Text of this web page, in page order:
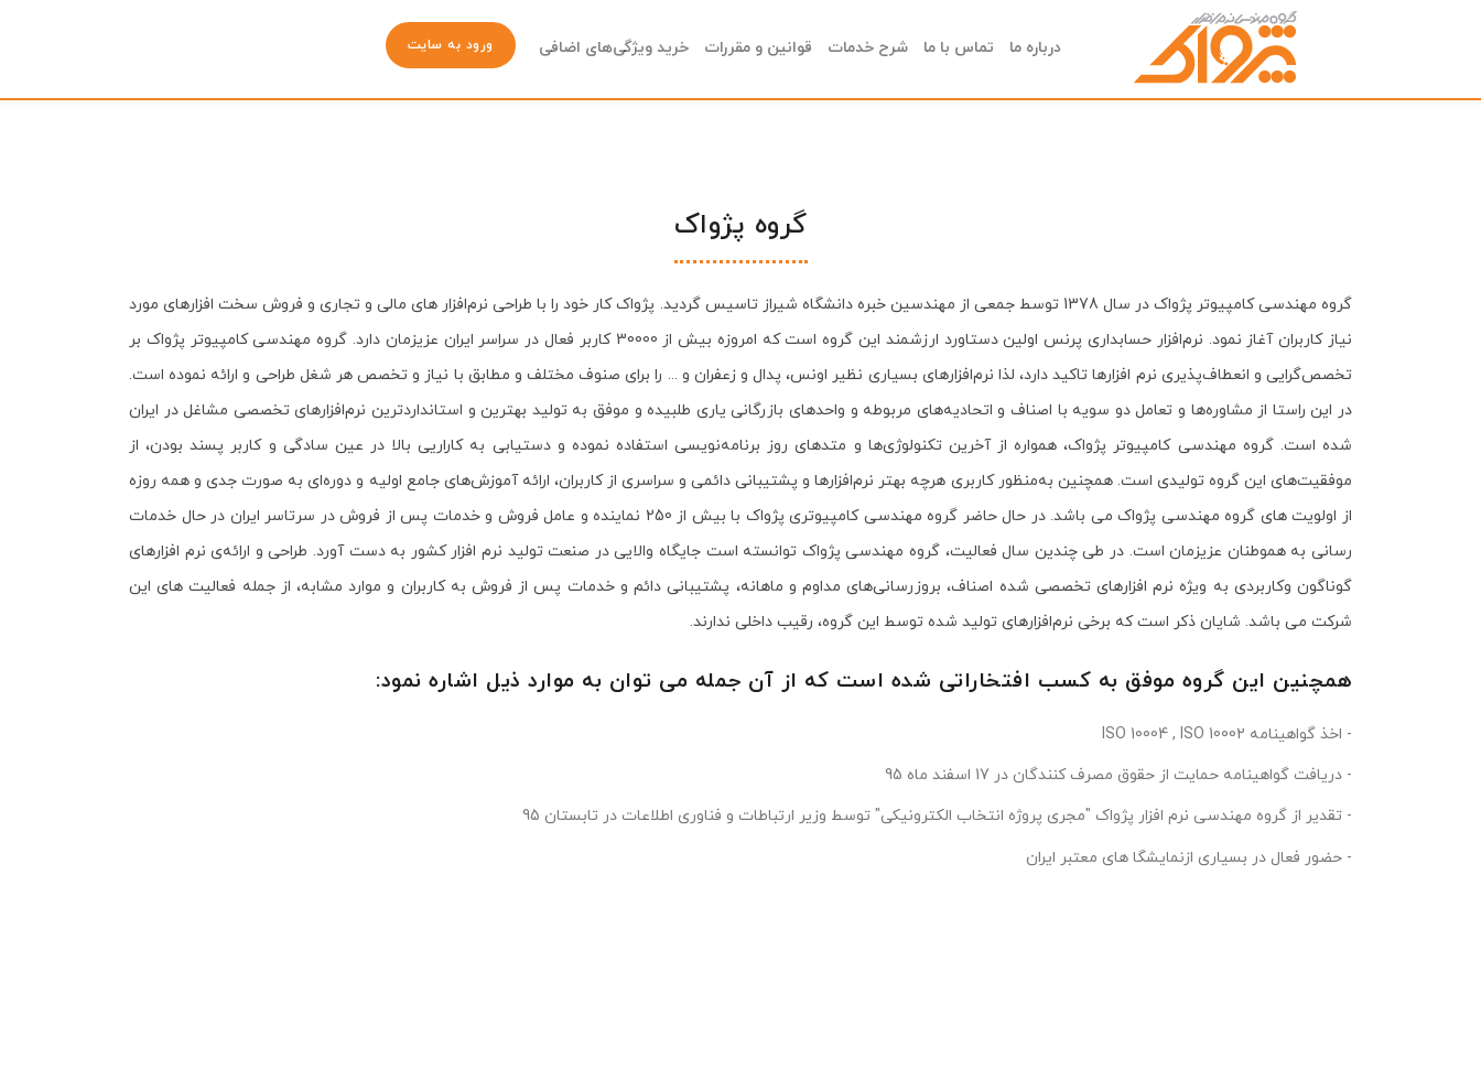
درباره ما تماس با ما شرح خدمات قوانین و مقررات خرید ویژگی‌های اضافی ورود به سایت
گروه پژواک
گروه مهندسی کامپیوتر پژواک در سال 1378 توسط جمعی از مهندسین خبره دانشگاه شیراز تاسیس گردید. پژواک کار خود را با طراحی نرم‌افزار های مالی و تجاری و فروش سخت افزارهای مورد
نیاز کاربران آغاز نمود. نرم‌افزار حسابداری پرنس اولین دستاورد ارزشمند این گروه است که امروزه بیش از 30000 کاربر فعال در سراسر ایران عزیزمان دارد. گروه مهندسی کامپیوتر پژواک بر
تخصص‌گرایی و انعطاف‌پذیری نرم افزارها تاکید دارد، لذا نرم‌افزارهای بسیاری نظیر اونس، پدال و زعفران و ... را برای صنوف مختلف و مطابق با نیاز و تخصص هر شغل طراحی و ارائه نموده است.
در این راستا از مشاوره‌ها و تعامل دو سویه با اصناف و اتحادیه‌های مربوطه و واحدهای بازرگانی یاری طلبیده و موفق به تولید بهترین و استانداردترین نرم‌افزارهای تخصصی مشاغل در ایران
شده است. گروه مهندسی کامپیوتر پژواک، همواره از آخرین تکنولوژی‌ها و متدهای روز برنامه‌نویسی استفاده نموده و دستیابی به کاراریی بالا در عین سادگی و کاربر پسند بودن، از
موفقیت‌های این گروه تولیدی است. همچنین به‌منظور کاربری هرچه بهتر نرم‌افزارها و پشتیبانی دائمی و سراسری از کاربران، ارائه آموزش‌های جامع اولیه و دوره‌ای به صورت جدی و همه روزه
از اولویت های گروه مهندسی پژواک می باشد. در حال حاضر گروه مهندسی کامپیوتری پژواک با بیش از 250 نماینده و عامل فروش و خدمات پس از فروش در سرتاسر ایران در حال خدمات
رسانی به هموطنان عزیزمان است. در طی چندین سال فعالیت، گروه مهندسی پژواک توانسته است جایگاه والایی در صنعت تولید نرم افزار کشور به دست آورد. طراحی و ارائه‌ی نرم افزار‌های
گوناگون وکاربردی به ویژه نرم افزارهای تخصصی شده اصناف، بروزرسانی‌های مداوم و ماهانه، پشتیبانی دائم و خدمات پس از فروش به کاربران و موارد مشابه، از جمله فعالیت های این
شرکت می باشد. شایان ذکر است که برخی نرم‌افزارهای تولید شده توسط این گروه، رقیب داخلی ندارند.
همچنین این گروه موفق به کسب افتخاراتی شده است که از آن جمله می توان به موارد ذیل اشاره نمود:
- اخذ گواهینامه ISO 10004 , ISO 10002
- دریافت گواهینامه حمایت از حقوق مصرف کنندگان در 17 اسفند ماه 95
- تقدیر از گروه مهندسی نرم افزار پژواک "مجری پروژه انتخاب الکترونیکی" توسط وزیر ارتباطات و فناوری اطلاعات در تابستان 95
- حضور فعال در بسیاری ازنمایشگا های معتبر ایران